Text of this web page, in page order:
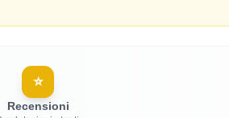
⭐
Recensioni